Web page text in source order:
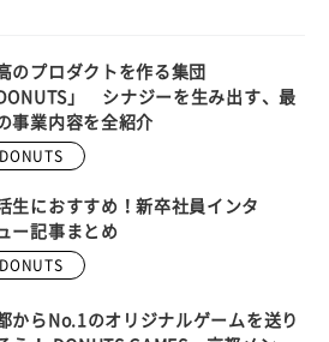
のプロダクトを作る集団
DONUTS」 シナジーを生み出す、最
事業内容を全紹介
DONUTS
生におすすめ！新卒社員インタ
ー記事まとめ
DONUTS
からNo.1のオリジナルゲームを送り